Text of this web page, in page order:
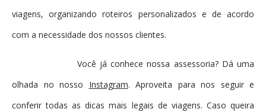
viagens, organizando roteiros personalizados e de acordo
com a necessidade dos nossos clientes.
Você já conhece nossa assessoria? Dá uma
olhada no nosso Instagram. Aproveita para nos seguir e
conferir todas as dicas mais legais de viagens. Caso queira